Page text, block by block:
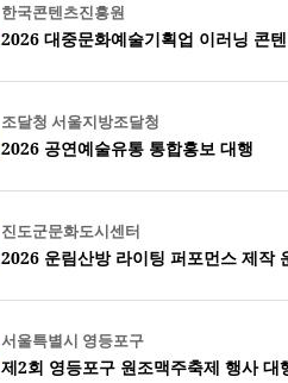
한국콘텐츠진흥원
2026 대중문화예술기획업 이러닝 콘
조달청 서울지방조달청
2026 공연예술유통 통합홍보 대행
진도군문화도시센터
2026 운림산방 라이팅 퍼포먼스 제작
서울특별시 영등포구
제2회 영등포구 원조맥주축제 행사 대